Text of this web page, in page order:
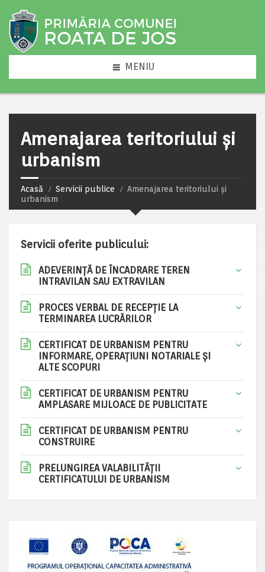
MENIU
Amenajarea teritoriului și
urbanism
Acasă Servicii publice
Amenajarea teritoriului și
urbanism
Servicii oferite publicului:
ADEVERINȚĂ DE ÎNCADRARE TEREN
INTRAVILAN SAU EXTRAVILAN
PROCES VERBAL DE RECEPȚIE LA
TERMINAREA LUCRĂRILOR
CERTIFICAT DE URBANISM PENTRU
INFORMARE, OPERAȚIUNI NOTARIALE ȘI
ALTE SCOPURI
CERTIFICAT DE URBANISM PENTRU
AMPLASARE MIJLOACE DE PUBLICITATE
CERTIFICAT DE URBANISM PENTRU
CONSTRUIRE
PRELUNGIREA VALABILITĂȚII
CERTIFICATULUI DE URBANISM